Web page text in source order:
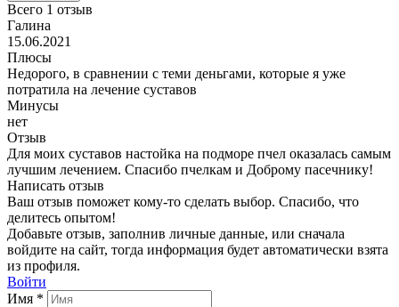
Всего 1 отзыв
Галина
15.06.2021
Плюсы
Недорого, в сравнении с теми деньгами, которые я уже
потратила на лечение суставов
Минусы
нет
Отзыв
Для моих суставов настойка на подморе пчел оказалась самым
лучшим лечением. Спасибо пчелкам и Доброму пасечнику!
Написать отзыв
Ваш отзыв поможет кому-то сделать выбор. Спасибо, что
делитесь опытом!
Добавьте отзыв, заполнив личные данные, или сначала
войдите на сайт, тогда информация будет автоматически взята
из профиля.
Войти
Имя *